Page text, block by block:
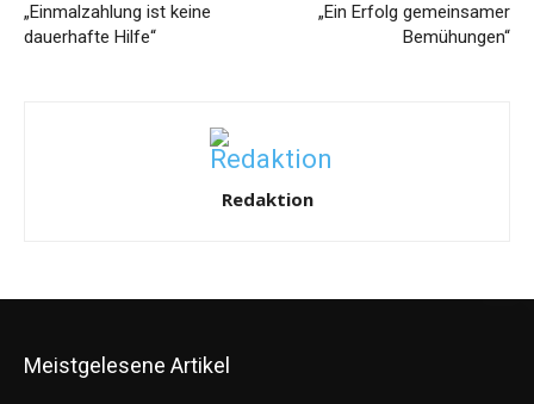
„Einmalzahlung ist keine
dauerhafte Hilfe“
„Ein Erfolg gemeinsamer
Bemühungen“
Redaktion
Meistgelesene Artikel